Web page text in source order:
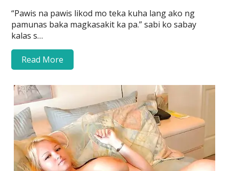
“Pawis na pawis likod mo teka kuha lang ako ng
pamunas baka magkasakit ka pa.” sabi ko sabay
kalas s…
Read More